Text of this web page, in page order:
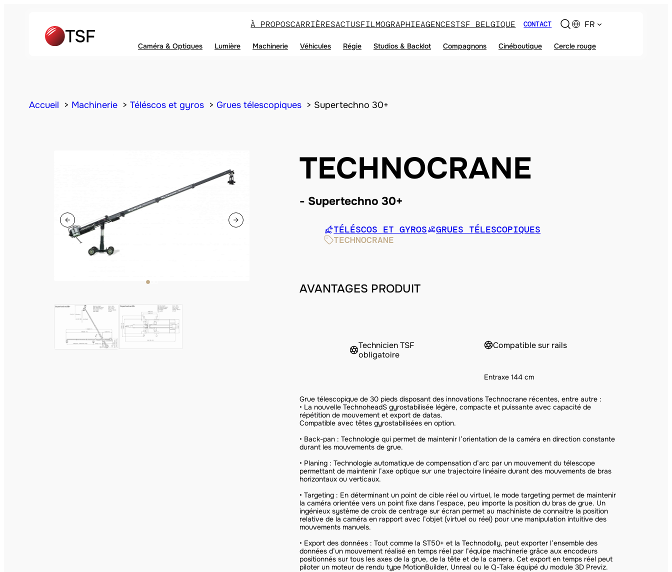
À PROPOSCARRIÈRESACTUSFILMOGRAPHIEAGENCESTSF BELGIQUE CONTACT FR
Caméra & Optiques Lumière Machinerie Véhicules Régie Studios & Backlot Compagnons Cinéboutique Cercle rouge
Accueil Machinerie Téléscos et gyros Grues télescopiques Supertechno 30+
TECHNOCRANE
Supertechno 30+
TÉLÉSCOS ET GYROS
GRUES TÉLESCOPIQUES
TECHNOCRANE
AVANTAGES PRODUIT
Technicien TSF
obligatoire
Compatible sur rails
Entraxe 144 cm
Grue télescopique de 30 pieds disposant des innovations Technocrane récentes, entre autre :
• La nouvelle TechnoheadS gyrostabilisée légère, compacte et puissante avec capacité de
répétition de mouvement et export de datas.
Compatible avec têtes gyrostabilisées en option.
• Back-pan : Technologie qui permet de maintenir l’orientation de la caméra en direction constante
durant les mouvements de grue.
• Planing : Technologie automatique de compensation d’arc par un mouvement du télescope
permettant de maintenir l’axe optique sur une trajectoire linéaire durant des mouvements de bras
horizontaux ou verticaux.
• Targeting : En déterminant un point de cible réel ou virtuel, le mode targeting permet de maintenir
la caméra orientée vers un point fixe dans l’espace, peu importe la position du bras de grue. Un
ingénieux système de croix de centrage sur écran permet au machiniste de connaitre la position
relative de la caméra en rapport avec l’objet (virtuel ou réel) pour une manipulation intuitive des
mouvements manuels.
• Export des données : Tout comme la ST50+ et la Technodolly, peut exporter l’ensemble des
données d’un mouvement réalisé en temps réel par l’équipe machinerie grâce aux encodeurs
positionnés sur tous les axes de la grue, de la tête et de la camera. Cet export en temps réel peut
piloter un moteur de rendu type MotionBuilder, Unreal ou le Q-Take équipé du module 3D Previz.